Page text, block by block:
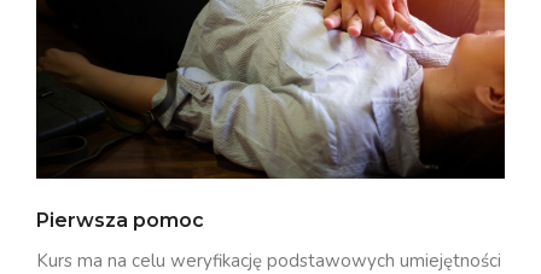
Pierwsza pomoc
Kurs ma na celu weryfikację podstawowych umiejętności